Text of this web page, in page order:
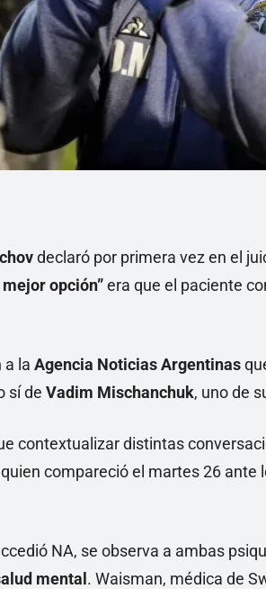
declaró por primera vez en el
mejor opción”era que el paciente
a la Agencia Noticias Argentinas
sí de Vadim Mischanchuk, uno de
contextualizar distintas
quien compareció el martes 26 ante
NA, se observa a ambas
mental . Waisman, médica de